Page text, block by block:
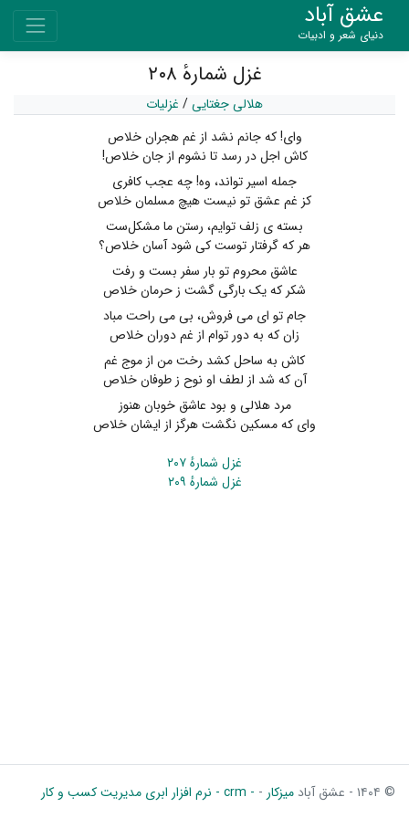
عشق آباد
دنیای شعر و ادبیات
غزل شمارهٔ ۲۰۸
هلالی جغتایی/ غزلیات
وای! که جانم نشد از غم هجران خلاص
کاش اجل در رسد تا نشوم از جان خلاص!
جمله اسیر تواند، وه! چه عجب کافری
کز غم عشق تو نیست هیچ مسلمان خلاص
بسته ی زلف توایم، رستن ما مشکل‌ست
هر که گرفتار توست کی شود آسان خلاص؟
عاشق محروم تو بار سفر بست و رفت
شکر که یک بارگی گشت ز حرمان خلاص
جام تو ای می فروش، بی می راحت مباد
زان که به دور توام از غم دوران خلاص
کاش به ساحل کشد رخت من از موج غم
آن که شد از لطف او نوح ز طوفان خلاص
مرد هلالی و بود عاشق خوبان هنوز
وای که مسکین نگشت هرگز از ایشان خلاص
غزل شمارهٔ ۲۰۷
غزل شمارهٔ ۲۰۹
© ۱۴۰۴ - عشق آباد میزکار - - crm - نرم افزار ابری مدیریت کسب و کار